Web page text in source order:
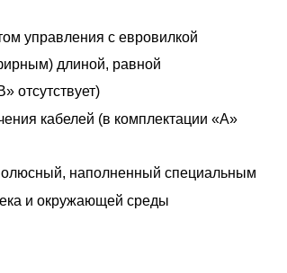
управления с евровилкой
длиной, равной
отсутствует)
кабелей (в комплектации «А»
наполненный специальным
и окружающей среды